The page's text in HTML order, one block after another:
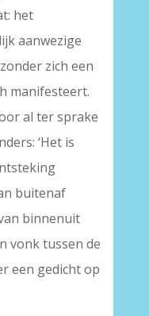
het
aanwezige
zich een
manifesteert.
al ter sprake
‘Het is
buitenaf
binnenuit
vonk tussen de
een gedicht op